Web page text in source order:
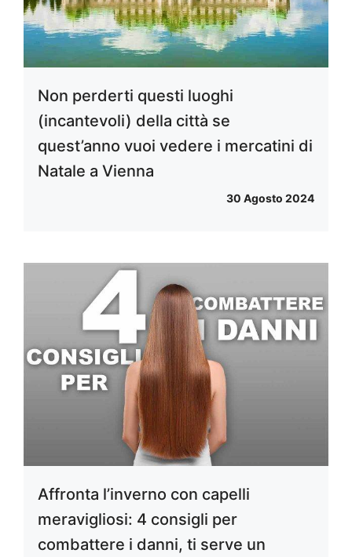
Non perderti questi luoghi
(incantevoli) della città se
quest’anno vuoi vedere i mercatini di
Natale a Vienna
30 Agosto 2024
Affronta l’inverno con capelli
meravigliosi: 4 consigli per
combattere i danni, ti serve un